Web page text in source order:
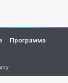
Программа